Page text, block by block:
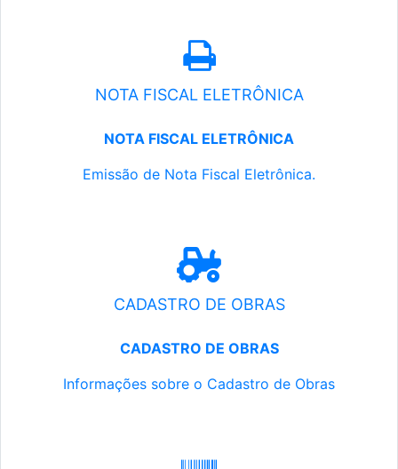
NOTA FISCAL ELETRÔNICA
NOTA FISCAL ELETRÔNICA
Emissão de Nota Fiscal Eletrônica.
CADASTRO DE OBRAS
CADASTRO DE OBRAS
Informações sobre o Cadastro de Obras